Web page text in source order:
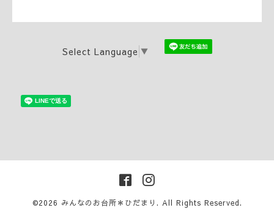
Select Language ▼
©2026 みんなのお台所＊ひだまり . All Rights Reserved.